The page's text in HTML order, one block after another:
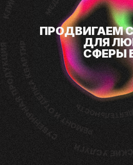
ПРОДВИГАЕМ
ДЛЯ
СФЕРЫ